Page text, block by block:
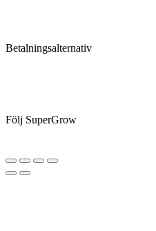
Betalningsalternativ
Följ SuperGrow